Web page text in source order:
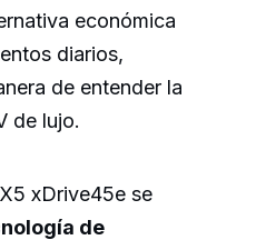
económica
diarios,
de entender la
de lujo.
xDrive45e se
de